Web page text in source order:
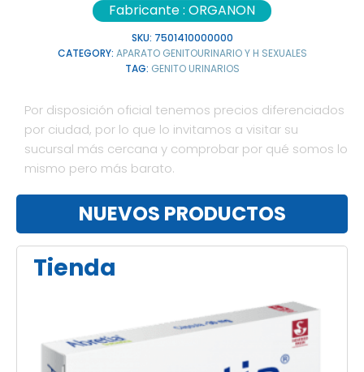
Fabricante : ORGANON
SKU: 7501410000000
CATEGORY: APARATO GENITOURINARIO Y H SEXUALES
TAG: GENITO URINARIOS
Por disposición oficial tenemos precios diferenciados
por ciudad, por lo que lo invitamos a visitar su
sucursal más cercana y comprobar por qué somos lo
mismo pero más barato.
NUEVOS PRODUCTOS
Tienda